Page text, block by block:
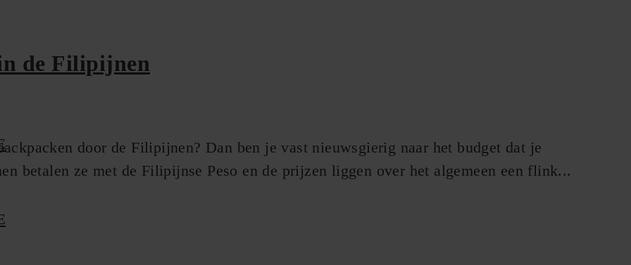
de Filipijnen
door de Filipijnen? Dan ben je vast nieuwsgierig naar het budget dat je
betalen ze met de Filipijnse Peso en de prijzen liggen over het algemeen een flink...